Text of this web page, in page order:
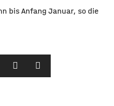
bis Anfang Januar, so die